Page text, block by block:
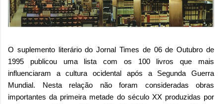
O suplemento literário do Jornal Times de 06 de Outubro de
1995 publicou uma lista com os 100 livros que mais
influenciaram a cultura ocidental após a Segunda Guerra
Mundial. Nesta relação não foram consideradas obras
importantes da primeira metade do século XX produzidas por